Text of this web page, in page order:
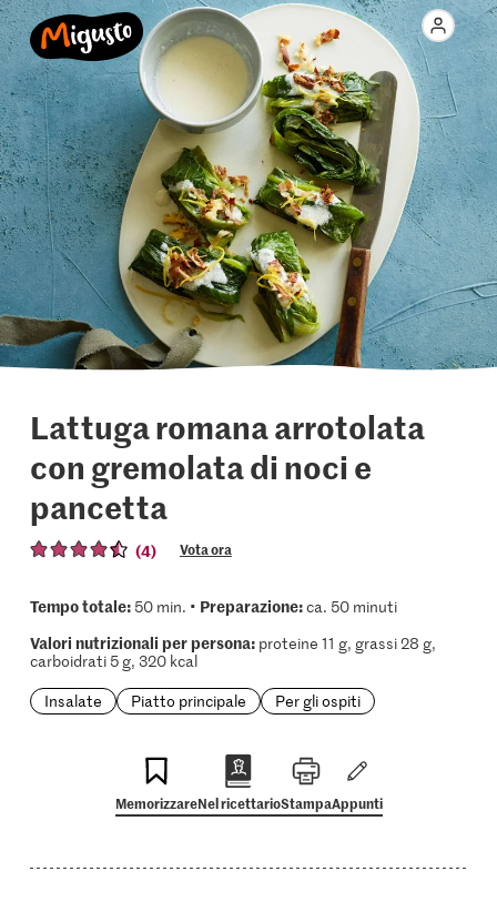
Lattuga romana arrotolata
con gremolata di noci e
pancetta
(4) Vota ora
Tempo totale:50 min. • Preparazione:ca. 50 minuti
Valori nutrizionali per persona:proteine 11 g, grassi 28 g,
carboidrati 5 g, 320 kcal
Insalate
Piatto principale Per gli ospiti
MemorizzareNel ricettarioStampaAppunti